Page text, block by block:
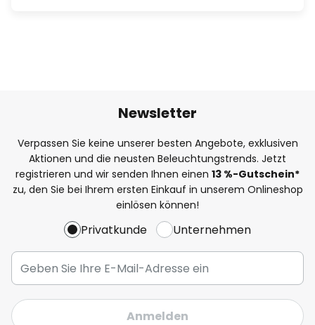
Newsletter
Verpassen Sie keine unserer besten Angebote, exklusiven
Aktionen und die neusten Beleuchtungstrends. Jetzt
registrieren und wir senden Ihnen einen 13 %-Gutschein*
zu, den Sie bei Ihrem ersten Einkauf in unserem Onlineshop
einlösen können!
Privatkunde Unternehmen
Anmelden